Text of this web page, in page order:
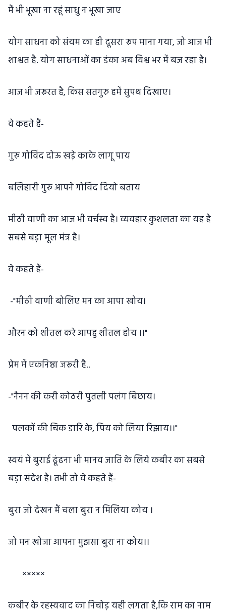
मैं भी भूखा ना रहूं साधु न भूखा जाए
योग साधना को संयम का ही दूसरा रूप माना गया, जो आज भी
शाश्वत है. योग साधनाओं का डंका अब विश्व भर में बज रहा है।
आज भी जरूरत है, किस सतगुरु हमें सुपथ दिखाए।
वे कहते हैं-
गुरु गोविंद दोऊ खड़े काके लागू पाय
बलिहारी गुरु आपने गोविंद दियो बताय
मीठी वाणी का आज भी वर्चस्व है। व्यवहार कुशलता का यह है
सबसे बड़ा मूल मंत्र है।
वे कहते हैं-
-"मीठी वाणी बोलिए मन का आपा खोय।
औरन को शीतल करे आपहु शीतल होय ।।"
प्रेम में एकनिष्ठा जरूरी है..
-"नैनन की करी कोठरी पुतली पलंग बिछाय।
पलकों की चिक डारि के, पिय को लिया रिझाय।।"
स्वयं में बुराई ढूंढना भी मानव जाति के लिये कबीर का सबसे
बड़ा संदेश है। तभी तो वे कहते हैं-
बुरा जो देखन मैं चला बुरा न मिलिया कोय ।
जो मन खोजा आपना मुझसा बुरा ना कोय।।
×××××
कबीर के रहस्यवाद का निचोड़ यही लगता है,कि राम का नाम